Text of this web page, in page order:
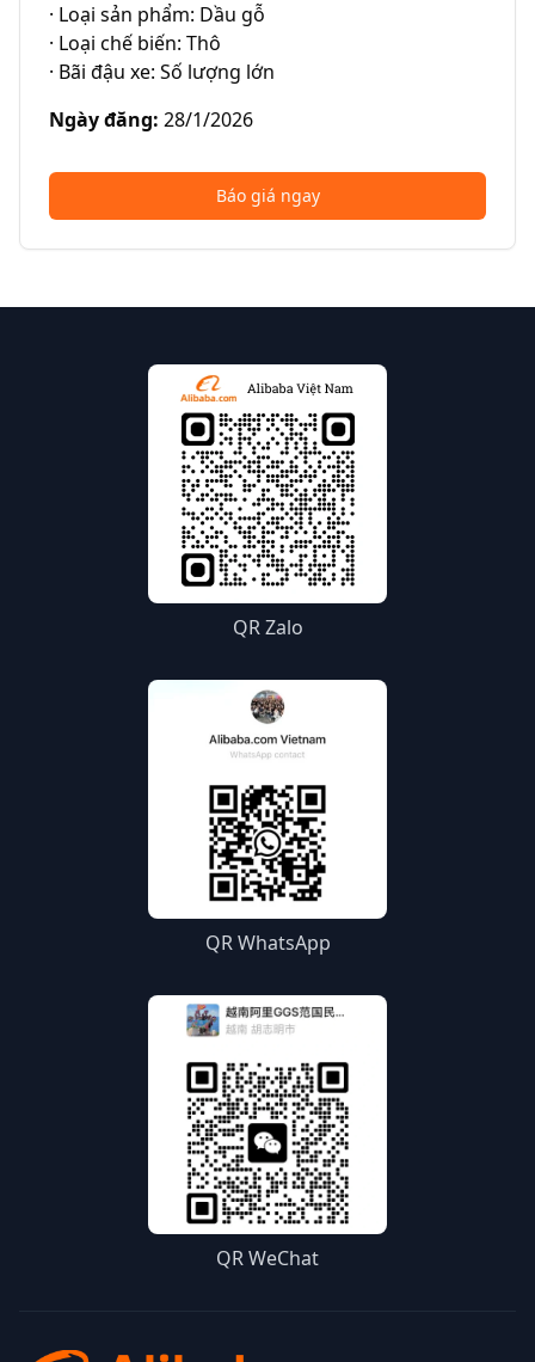
· Loại sản phẩm: Dầu gỗ
· Loại chế biến: Thô
· Bãi đậu xe: Số lượng lớn
Ngày đăng: 28/1/2026
Báo giá ngay
QR Zalo
QR WhatsApp
QR WeChat